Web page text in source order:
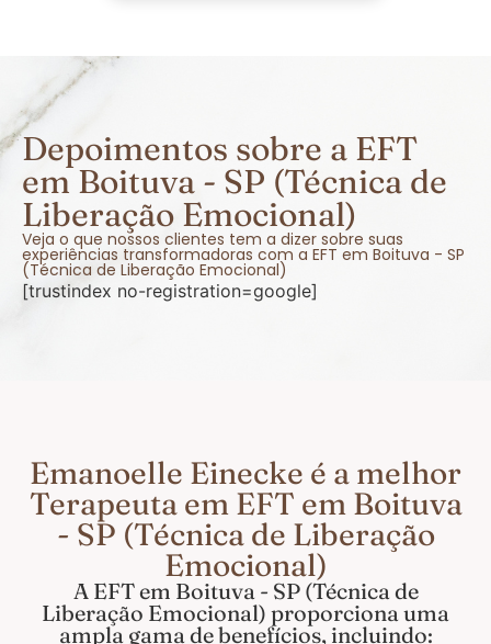
Depoimentos sobre a EFT
em Boituva - SP (Técnica de
Liberação Emocional)
Veja o que nossos clientes tem a dizer sobre suas
experiências transformadoras com a EFT em Boituva - SP
(Técnica de Liberação Emocional)
[trustindex no-registration=google]
Emanoelle Einecke é a melhor
Terapeuta em EFT em Boituva
- SP (Técnica de Liberação
Emocional)
A EFT em Boituva - SP (Técnica de
Liberação Emocional) proporciona uma
ampla gama de benefícios, incluindo: